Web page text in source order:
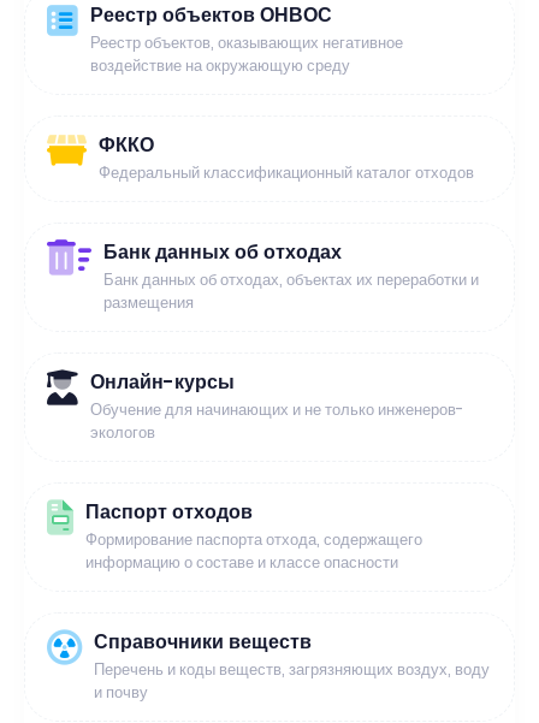
Реестр объектов ОНВОС
Реестр объектов, оказывающих негативное
воздействие на окружающую среду
ФККО
Федеральный классификационный каталог отходов
Банк данных об отходах
Банк данных об отходах, объектах их переработки и
размещения
Онлайн-курсы
Обучение для начинающих и не только инженеров-
экологов
Паспорт отходов
Формирование паспорта отхода, содержащего
информацию о составе и классе опасности
Справочники веществ
Перечень и коды веществ, загрязняющих воздух, воду
и почву